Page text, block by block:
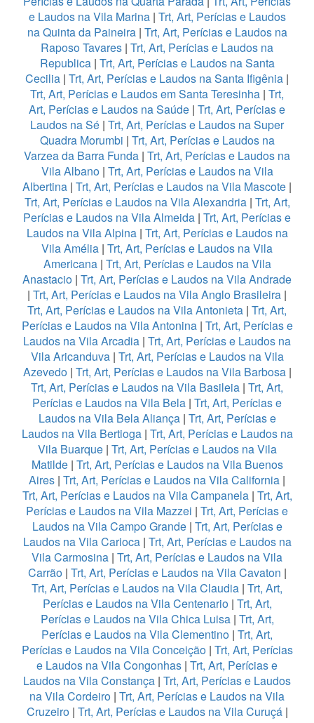
e Laudos na Vila Marina| Trt, Art, Perícias e Laudos
na Quinta da Paineira| Trt, Art, Perícias e Laudos na
Raposo Tavares | Trt, Art, Perícias e Laudos na
Republica| Trt, Art, Perícias e Laudos na Santa
Cecilia | Trt, Art, Perícias e Laudos na Santa Ifigênia |
Trt, Art, Perícias e Laudos em Santa Teresinha | Trt,
Art, Perícias e Laudos na Saúde | Trt, Art, Perícias e
Laudos na Sé | Trt, Art, Perícias e Laudos na Super
Quadra Morumbi | Trt, Art, Perícias e Laudos na
Varzea da Barra Funda | Trt, Art, Perícias e Laudos na
Vila Albano| Trt, Art, Perícias e Laudos na Vila
Albertina | Trt, Art, Perícias e Laudos na Vila Mascote |
Trt, Art, Perícias e Laudos na Vila Alexandria| Trt, Art,
Perícias e Laudos na Vila Almeida | Trt, Art, Perícias e
Laudos na Vila Alpina | Trt, Art, Perícias e Laudos na
Vila Amélia | Trt, Art, Perícias e Laudos na Vila
Americana| Trt, Art, Perícias e Laudos na Vila
Anastacio | Trt, Art, Perícias e Laudos na Vila Andrade
| Trt, Art, Perícias e Laudos na Vila Anglo Brasileira |
Trt, Art, Perícias e Laudos na Vila Antonieta | Trt, Art,
Perícias e Laudos na Vila Antonina| Trt, Art, Perícias e
Laudos na Vila Arcadia | Trt, Art, Perícias e Laudos na
Vila Aricanduva| Trt, Art, Perícias e Laudos na Vila
Azevedo| Trt, Art, Perícias e Laudos na Vila Barbosa|
Trt, Art, Perícias e Laudos na Vila Basileia | Trt, Art,
Perícias e Laudos na Vila Bela | Trt, Art, Perícias e
Laudos na Vila Bela Aliança| Trt, Art, Perícias e
Laudos na Vila Bertioga| Trt, Art, Perícias e Laudos na
Vila Buarque| Trt, Art, Perícias e Laudos na Vila
Matilde| Trt, Art, Perícias e Laudos na Vila Buenos
Aires | Trt, Art, Perícias e Laudos na Vila California |
Trt, Art, Perícias e Laudos na Vila Campanela| Trt, Art,
Perícias e Laudos na Vila Mazzei | Trt, Art, Perícias e
Laudos na Vila Campo Grande| Trt, Art, Perícias e
Laudos na Vila Carioca| Trt, Art, Perícias e Laudos na
Vila Carmosina | Trt, Art, Perícias e Laudos na Vila
Carrão| Trt, Art, Perícias e Laudos na Vila Cavaton |
Trt, Art, Perícias e Laudos na Vila Claudia | Trt, Art,
Perícias e Laudos na Vila Centenario| Trt, Art,
Perícias e Laudos na Vila Chica Luisa | Trt, Art,
Perícias e Laudos na Vila Clementino | Trt, Art,
Perícias e Laudos na Vila Conceição| Trt, Art, Perícias
e Laudos na Vila Congonhas | Trt, Art, Perícias e
Laudos na Vila Constança | Trt, Art, Perícias e Laudos
na Vila Cordeiro | Trt, Art, Perícias e Laudos na Vila
Cruzeiro | Trt, Art, Perícias e Laudos na Vila Curuçá |